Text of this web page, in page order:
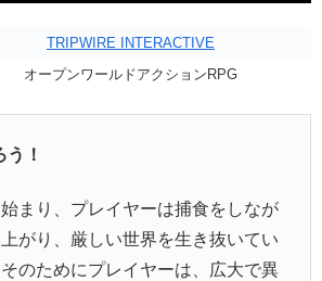
TRIPWIRE INTERACTIVE
オープンワールドアクションRPG
！
まり、プレイヤーは捕食をしなが
がり、厳しい世界を生き抜いてい
のためにプレイヤーは、広大で異